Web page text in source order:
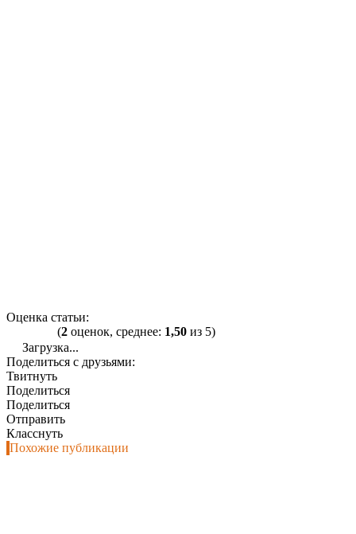
Оценка статьи:
(2 оценок, среднее: 1,50 из 5)
Загрузка...
Поделиться с друзьями:
Твитнуть
Поделиться
Поделиться
Отправить
Класснуть
Похожие публикации